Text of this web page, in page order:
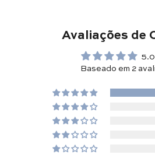
Avaliações de
Baseado em 2